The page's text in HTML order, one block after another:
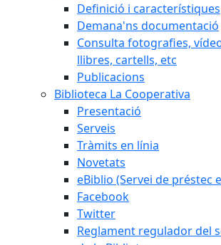
Definició i característiques
Demana'ns documentació
Consulta fotografies,
llibres, cartells, etc
Publicacions
Biblioteca La Cooperativa
Presentació
Serveis
Tràmits en línia
Novetats
eBiblio (Servei de préstec
Facebook
Twitter
Reglament regulador del